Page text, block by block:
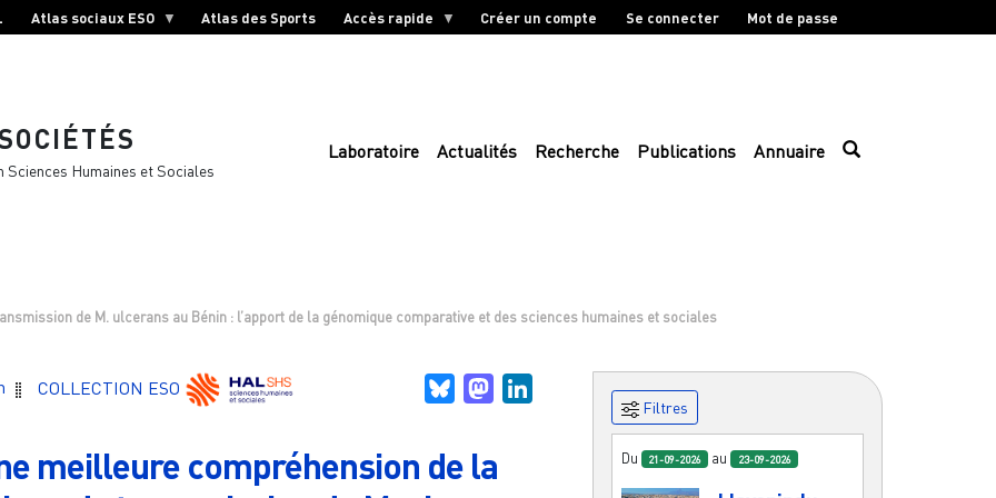
Atlas sociaux ESO Atlas des Sports Accès rapide Créer un compte Se connecter Mot de passe
Humaines et Sociales
Laboratoire Actualités Recherche Publications Annuaire
de M. ulcerans au Bénin : l’apport de la génomique comparative et des sciences humaines et sociales
COLLECTION ESO BlueskyMastodon
meilleure compréhension de la
Filtres
Du 21-09-2026 au 23-09-2026